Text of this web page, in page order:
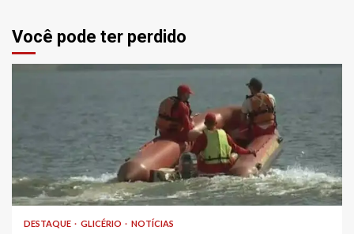
Você pode ter perdido
DESTAQUE GLICÉRIO NOTÍCIAS